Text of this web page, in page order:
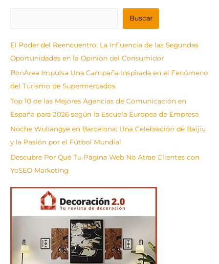
Buscar
El Poder del Reencuentro: La Influencia de las Segundas
Oportunidades en la Opinión del Consumidor
BonÀrea Impulsa Una Campaña Inspirada en el Fenómeno
del Turismo de Supermercados
Top 10 de las Mejores Agencias de Comunicación en
España para 2026 según la Escuela Europea de Empresa
Noche Wuliangye en Barcelona: Una Celebración de Baijiu
y la Pasión por el Fútbol Mundial
Descubre Por Qué Tu Página Web No Atrae Clientes con
YoSEO Marketing